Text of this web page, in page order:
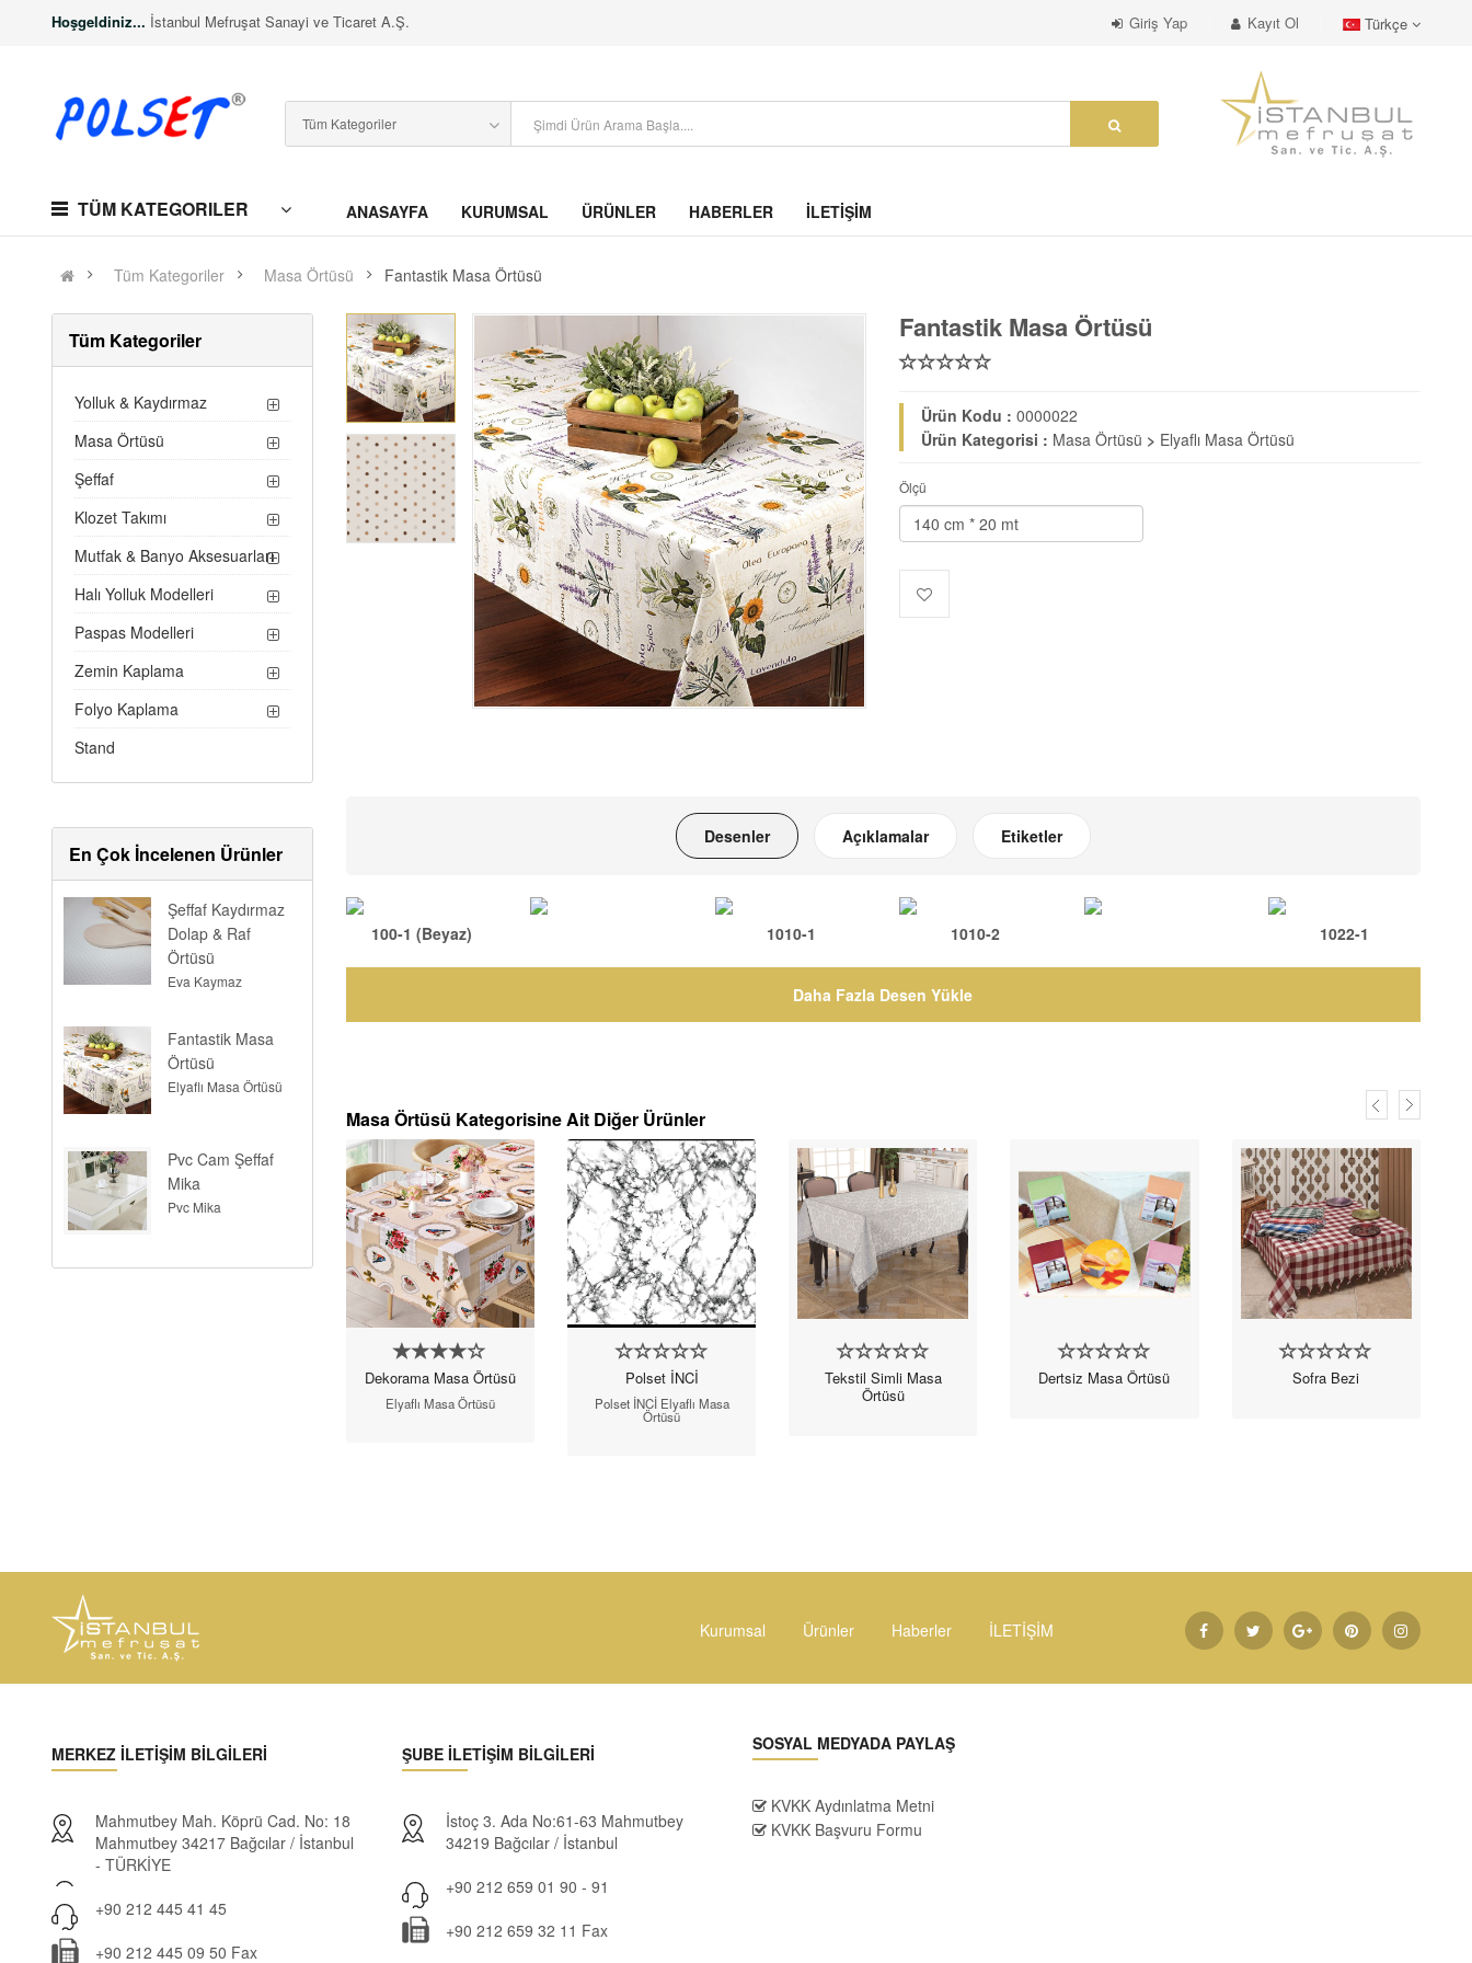
Hoşgeldiniz... İstanbul Mefruşat Sanayi ve Ticaret A.Ş. Giriş Yap Kayıt Ol Türkçe
TÜM KATEGORILER ANASAYFA KURUMSAL ÜRÜNLER HABERLER İLETİŞİM
Tüm Kategoriler Masa Örtüsü Fantastik Masa Örtüsü
Tüm Kategoriler
Yolluk & Kaydırmaz
Masa Örtüsü
Şeffaf
Klozet Takımı
Mutfak & Banyo Aksesuarları
Halı Yolluk Modelleri
Paspas Modelleri
Zemin Kaplama
Folyo Kaplama
Stand
En Çok İncelenen Ürünler
Şeffaf Kaydırmaz
Dolap & Raf
Örtüsü
Eva Kaymaz
Fantastik Masa
Örtüsü
Elyaflı Masa Örtüsü
Pvc Cam Şeffaf
Mika
Pvc Mika
Fantastik Masa Örtüsü
Ürün Kodu : 0000022
Ürün Kategorisi : Masa Örtüsü > Elyaflı Masa Örtüsü
Ölçü
Desenler Açıklamalar Etiketler
100-1 (Beyaz) 1010-1 1010-2 1022-1
Daha Fazla Desen Yükle
Masa Örtüsü Kategorisine Ait Diğer Ürünler
Dekorama Masa Örtüsü
Elyaflı Masa Örtüsü
Polset İNCİ
Polset İNCİ Elyaflı Masa
Örtüsü
Tekstil Simli Masa
Örtüsü
Dertsiz Masa Örtüsü Sofra Bezi
Kurumsal Ürünler Haberler İLETİŞİM
MERKEZ İLETİŞİM BİLGİLERİ
Mahmutbey Mah. Köprü Cad. No: 18
Mahmutbey 34217 Bağcılar / İstanbul
- TÜRKİYE
+90 212 445 41 45
+90 212 445 09 50 Fax
ŞUBE İLETİŞİM BİLGİLERİ
İstoç 3. Ada No:61-63 Mahmutbey
34219 Bağcılar / İstanbul
+90 212 659 01 90 - 91
+90 212 659 32 11 Fax
SOSYAL MEDYADA PAYLAŞ
KVKK Aydınlatma Metni
KVKK Başvuru Formu